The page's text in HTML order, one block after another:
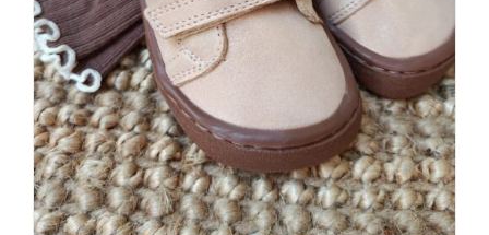
página
de
producto